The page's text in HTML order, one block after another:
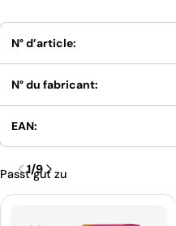
N° d’article:
N° du fabricant:
EAN:
Passt gut zu
1/9